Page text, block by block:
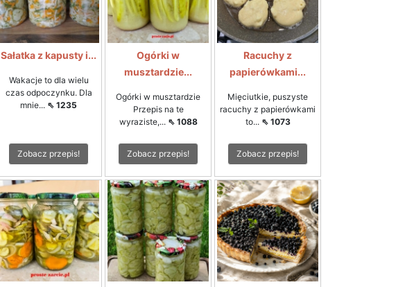
Sałatka z kapusty i...
Wakacje to dla wielu
czas odpoczynku. Dla
mnie... ⇖ 1235
Zobacz przepis!
Ogórki w
musztardzie...
Ogórki w musztardzie
Przepis na te
wyraziste,... ⇖ 1088
Zobacz przepis!
Racuchy z
papierówkami...
Mięciutkie, puszyste
racuchy z papierówkami
to... ⇖ 1073
Zobacz przepis!